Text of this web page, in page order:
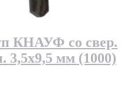
КНАУФ со свер.
3,5х9,5 мм (1000)